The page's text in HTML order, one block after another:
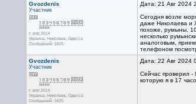
Gvozdenis
Участник
с апр 2014
Украина, Николаев, Одесса
Сообщений: 1825
Дата: 21 Авг 2024
Сегодня возле
даже Николаева и
похоже, румыны,
несколько
аналоговым,
телефоном
Gvozdenis
Участник
с апр 2014
Украина, Николаев, Одесса
Сообщений: 1825
Дата: 22 Авг 2024
Сейчас проверил
которую я в 17